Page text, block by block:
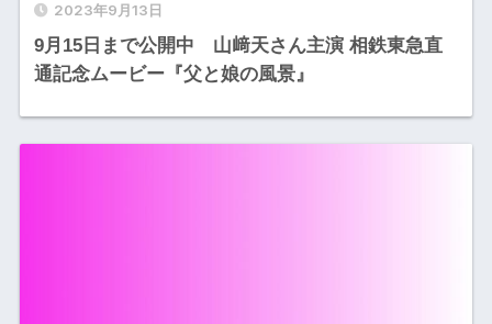
2023年9月13日
9月15日まで公開中 山﨑天さん主演 相鉄東急直
通記念ムービー『父と娘の風景』